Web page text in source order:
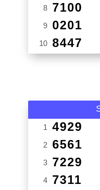
8 7100
9 0201
10 8447
1 4929
2 6561
3 7229
4 7311